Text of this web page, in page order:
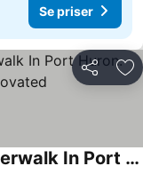
Se priser
Dela
Waterfront Condo On The Riverwalk In Port Huron. Newly & Beautifully Renovated